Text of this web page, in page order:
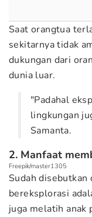
Saat orangtua
sekitarnya tidak
dukungan dari
dunia luar.
"Padahal
lingkungan
Samanta.
2. Manfaat
Freepik/master1305
Sudah disebutkan
bereksplorasi
juga melatih anak